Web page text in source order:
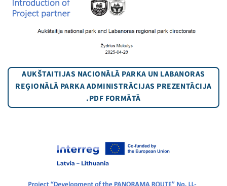
AUKŠTAITIJAS NACIONĀLĀ PARKA UN LABANORAS
REĢIONĀLĀ PARKA ADMINISTRĀCIJAS PREZENTĀCIJA
.PDF FORMĀTĀ